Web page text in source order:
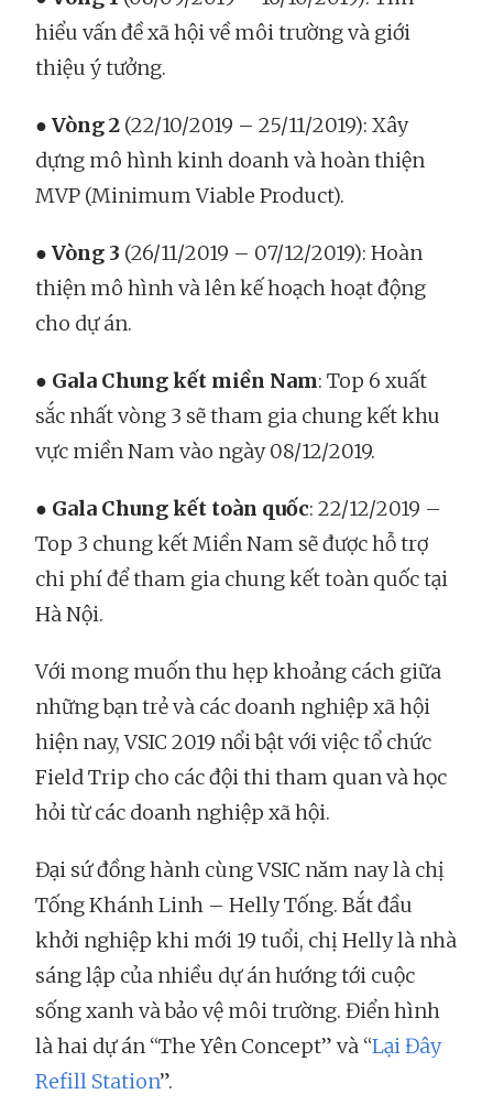
hiểu vấn đề xã hội về môi trường và giới
thiệu ý tưởng.
● Vòng 2 (22/10/2019 – 25/11/2019): Xây
dựng mô hình kinh doanh và hoàn thiện
MVP (Minimum Viable Product).
● Vòng 3 (26/11/2019 – 07/12/2019): Hoàn
thiện mô hình và lên kế hoạch hoạt động
cho dự án.
● Gala Chung kết miền Nam: Top 6 xuất
sắc nhất vòng 3 sẽ tham gia chung kết khu
vực miền Nam vào ngày 08/12/2019.
● Gala Chung kết toàn quốc: 22/12/2019 –
Top 3 chung kết Miền Nam sẽ được hỗ trợ
chi phí để tham gia chung kết toàn quốc tại
Hà Nội.
Với mong muốn thu hẹp khoảng cách giữa
những bạn trẻ và các doanh nghiệp xã hội
hiện nay, VSIC 2019 nổi bật với việc tổ chức
Field Trip cho các đội thi tham quan và học
hỏi từ các doanh nghiệp xã hội.
Đại sứ đồng hành cùng VSIC năm nay là chị
Tống Khánh Linh – Helly Tống. Bắt đầu
khởi nghiệp khi mới 19 tuổi, chị Helly là nhà
sáng lập của nhiều dự án hướng tới cuộc
sống xanh và bảo vệ môi trường. Điển hình
là hai dự án “The Yên Concept” và “Lại Đây
Refill Station”.